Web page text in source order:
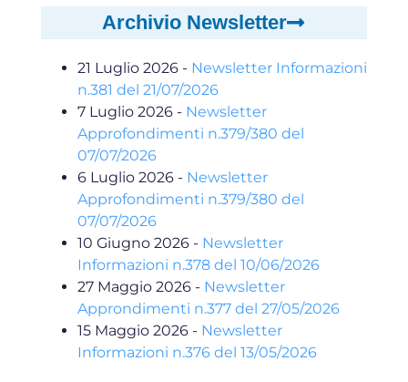
Archivio Newsletter
21 Luglio 2026 - Newsletter Informazioni
n.381 del 21/07/2026
7 Luglio 2026 - Newsletter
Approfondimenti n.379/380 del
07/07/2026
6 Luglio 2026 - Newsletter
Approfondimenti n.379/380 del
07/07/2026
10 Giugno 2026 - Newsletter
Informazioni n.378 del 10/06/2026
27 Maggio 2026 - Newsletter
Approndimenti n.377 del 27/05/2026
15 Maggio 2026 - Newsletter
Informazioni n.376 del 13/05/2026